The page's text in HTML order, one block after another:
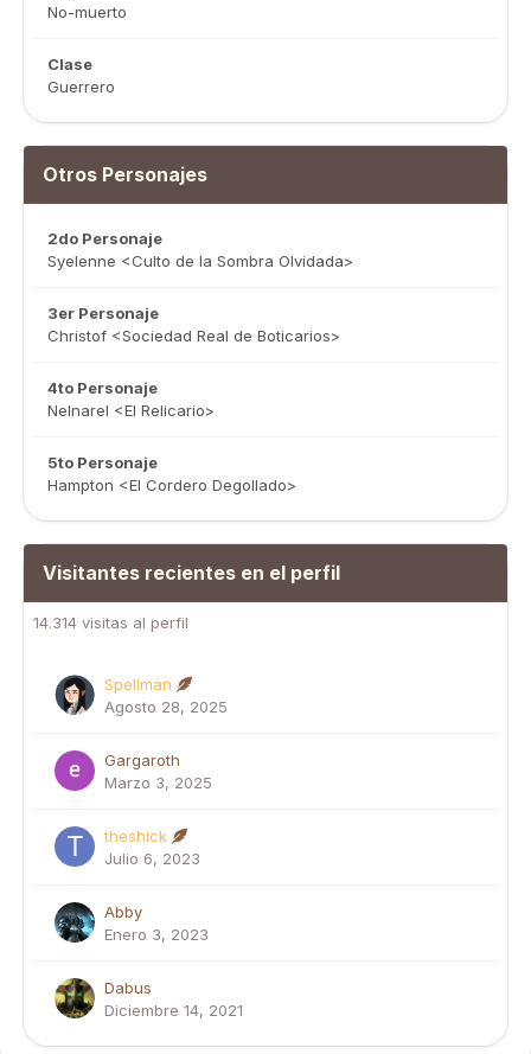
No-muerto
Clase
Guerrero
Otros Personajes
2do Personaje
Syelenne <Culto de la Sombra Olvidada>
3er Personaje
Christof <Sociedad Real de Boticarios>
4to Personaje
Nelnarel <El Relicario>
5to Personaje
Hampton <El Cordero Degollado>
Visitantes recientes en el perfil
14.314 visitas al perfil
Spellman
Agosto 28, 2025
Gargaroth
Marzo 3, 2025
theshick
Julio 6, 2023
Abby
Enero 3, 2023
Dabus
Diciembre 14, 2021